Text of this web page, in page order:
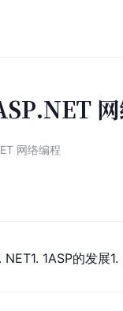
网络编程
1ASP的发展1.